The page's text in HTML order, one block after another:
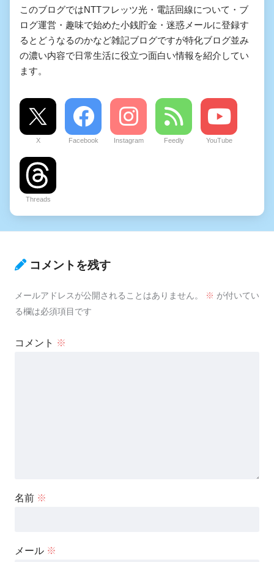
このブログではNTTフレッツ光・電話回線について・ブ
ログ運営・趣味で始めた小銭貯金・迷惑メールに登録す
るとどうなるのかなど雑記ブログですが特化ブログ並み
の濃い内容で日常生活に役立つ面白い情報を紹介してい
ます。
X Facebook Instagram Feedly YouTube
Threads
コメントを残す
メールアドレスが公開されることはありません。 ※ が付いてい
る欄は必須項目です
コメント ※
名前 ※
メール ※